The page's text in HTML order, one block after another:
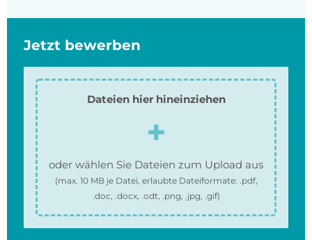
Jetzt bewerben
Dateien hier hineinziehen
oder wählen Sie Dateien zum Upload aus
(max. 10 MBje Datei, erlaubte Dateiformate: .pdf,
.doc, .docx, .odt, .png, .jpg, .gif)